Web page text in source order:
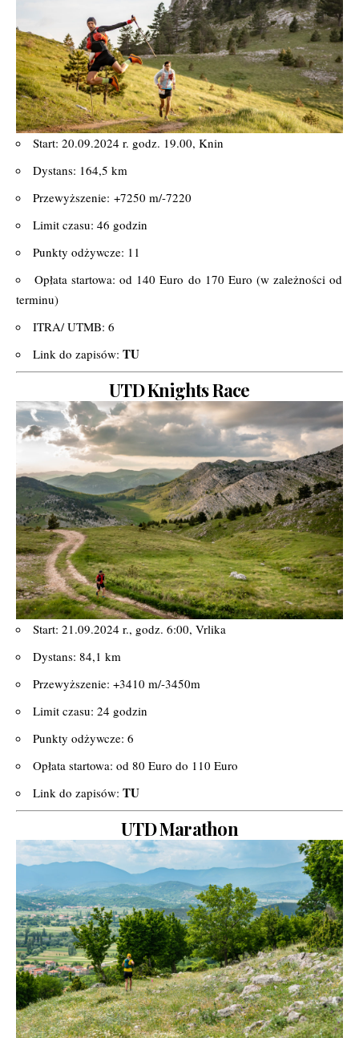
Start: 20.09.2024 r. godz. 19.00, Knin
Dystans: 164,5 km
Przewyższenie: +7250 m/-7220
Limit czasu: 46 godzin
Punkty odżywcze: 11
Opłata startowa: od 140 Euro do 170 Euro (w zależności od
terminu)
ITRA/ UTMB: 6
Link do zapisów: TU
UTD Knights Race
Start: 21.09.2024 r., godz. 6:00, Vrlika
Dystans: 84,1 km
Przewyższenie: +3410 m/-3450m
Limit czasu: 24 godzin
Punkty odżywcze: 6
Opłata startowa: od 80 Euro do 110 Euro
Link do zapisów: TU
UTD Marathon